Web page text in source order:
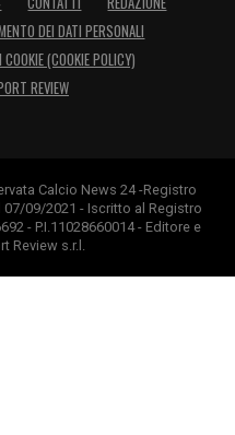
DEI DATI PERSONALI
(COOKIE POLICY)
REVIEW
Calcio News 24 -Registro
07/09/2021 - Iscritto al Registro
- P.I.11028660014 - Editore e
Review s.r.l.